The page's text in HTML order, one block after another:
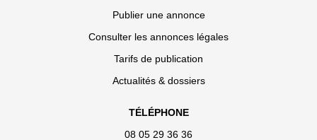
Publier une annonce
Consulter les annonces légales
Tarifs de publication
Actualités & dossiers
TÉLÉPHONE
08 05 29 36 36